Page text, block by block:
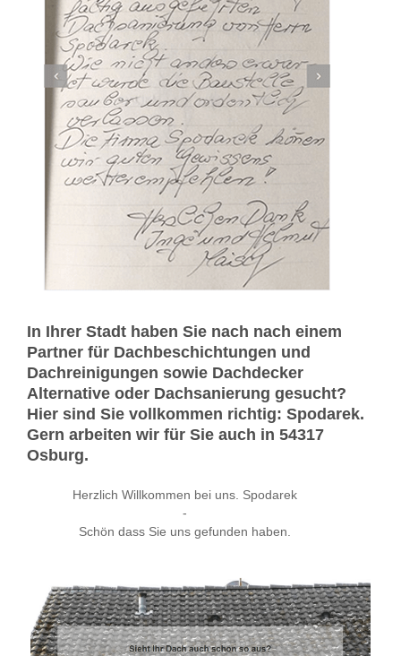
In Ihrer Stadt haben Sie nach nach einem
Partner für Dachbeschichtungen und
Dachreinigungen sowie Dachdecker
Alternative oder Dachsanierung gesucht?
Hier sind Sie vollkommen richtig: Spodarek.
Gern arbeiten wir für Sie auch in 54317
Osburg.
Herzlich Willkommen bei uns. Spodarek
-
Schön dass Sie uns gefunden haben.